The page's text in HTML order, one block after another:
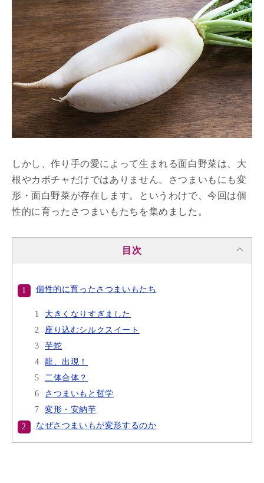
しかし、作り手の愛によって生まれる面白野菜は、大
根やカボチャだけではありません。さつまいもにも変
形・面白野菜が存在します。というわけで、今回は個
性的に育ったさつまいもたちを集めました。
目次
個性的に育ったさつまいもたち
大きくなりすぎました
座り込むシルクスイート
芋蛇
龍、出現！
二体合体？
さつまいもと哲学
変形・安納芋
なぜさつまいもが変形するのか